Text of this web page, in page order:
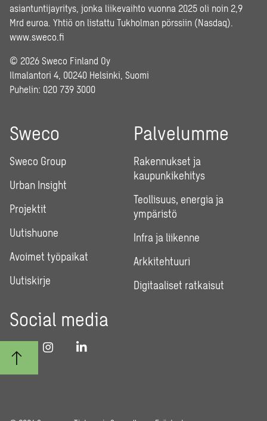
asiantuntijayritys, jonka liikevaihto vuonna 2025 oli noin 2,9
Mrd euroa. Yhtiö on listattu Tukholman pörssiin (Nasdaq).
www.sweco.fi
© 2026 Sweco Finland Oy
Ilmalantori 4, 00240 Helsinki, Suomi
Puhelin: 020 739 3000
Sweco
Sweco Group
Urban Insight
Projektit
Uutishuone
Avoimet työpaikat
Uutiskirje
Palvelumme
Rakennukset ja
kaupunkikehitys
Teollisuus, energia ja
ympäristö
Infra ja liikenne
Arkkitehtuuri
Digitaaliset ratkaisut
Social media